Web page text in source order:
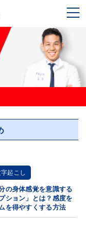
起こし
の身体感覚を意識する
ション」とは？感度を
を得やすくする方法